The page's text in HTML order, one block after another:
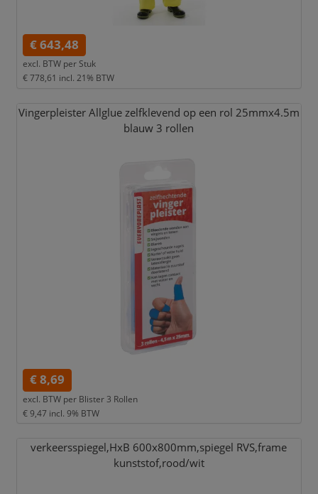
€ 643,48
excl. BTW per Stuk
€ 778,61 incl. 21% BTW
Vingerpleister Allglue zelfklevend op een rol 25mmx4.5m
blauw 3 rollen
€ 8,69
excl. BTW per Blister 3 Rollen
€ 9,47 incl. 9% BTW
verkeersspiegel,HxB 600x800mm,spiegel RVS,frame
kunststof,rood/wit